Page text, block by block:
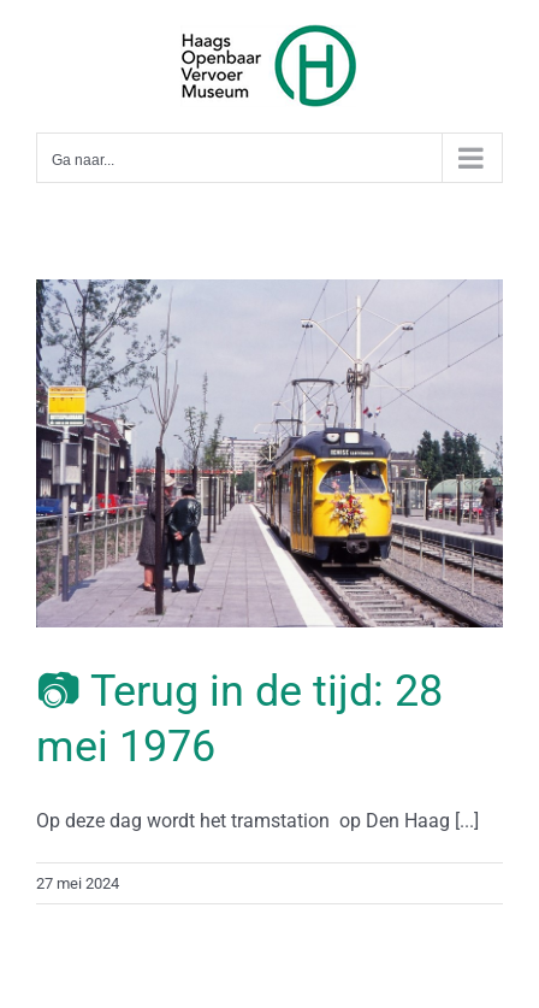
Ga naar...
📷 Terug in de tijd: 28
mei 1976
Op deze dag wordt het tramstation op Den Haag [...]
27 mei 2024